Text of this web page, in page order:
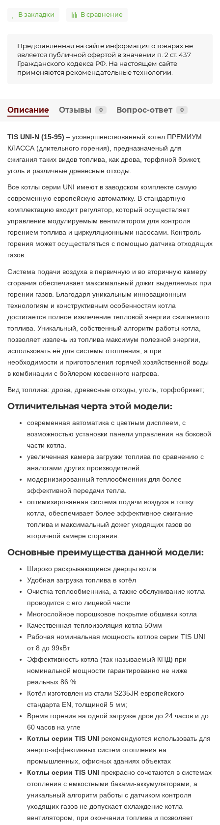
В закладки В сравнение
Представленная на сайте информация о товарах не
является публичной офертой в значении п. 2 ст. 437
Гражданского кодекса РФ. На настоящем сайте
применяются рекомендательные технологии.
Описание Отзывы 0 Вопрос-ответ 0
TIS UNI-N (15-95) – усовершенствованный котел ПРЕМИУМ
КЛАССА (длительного горения), предназначеный для
сжигания таких видов топлива, как дрова, торфяной брикет,
уголь и различные древесные отходы.
Все котлы серии UNI имеют в заводском комплекте самую
современную европейскую автоматику. В стандартную
комплектацию входит регулятор, который осуществляет
управление модулируемым вентилятором для контроля
горением топлива и циркуляционными насосами. Контроль
горения может осуществляться с помощью датчика отходящих
газов.
Система подачи воздуха в первичную и во вторичную камеру
сгорания обеспечивает максимальный дожиг выделяемых при
горении газов. Благодаря уникальным инновационным
технологиям и конструктивным особенностям котла
достигается полное извлечение тепловой энергии сжигаемого
топлива. Уникальный, собственный алгоритм работы котла,
позволяет извлечь из топлива максимум полезной энергии,
использовать её для системы отопления, а при
необходимости и приготовления горячей хозяйственной воды
в комбинации с бойлером косвенного нагрева.
Вид топлива: дрова, древесные отходы, уголь, торфобрикет;
Отличительная черта этой модели:
современная автоматика с цветным дисплеем, с
возможностью установки панели управления на боковой
части котла.
увеличенная камера загрузки топлива по сравнению с
аналогами других производителей.
модернизированный теплообменник для более
эффективной передачи тепла.
оптимизированная система подачи воздуха в топку
котла, обеспечивает более эффективное сжигание
топлива и максимальный дожег уходящих газов во
вторичной камере сгорания.
Основные преимущества данной модели:
Широко раскрывающиеся дверцы котла
Удобная загрузка топлива в котёл
Очистка теплообменника, а также обслуживание котла
проводится с его лицевой части
Многослойное порошковое покрытие обшивки котла
Качественная теплоизоляция котла 50мм
Рабочая номинальная мощность котлов серии TIS UNI
от 8 до 99кВт
Эффективность котла (так называемый КПД) при
номинальной мощности гарантированно не ниже
реальных 86 %
Котёл изготовлен из стали S235JR европейского
стандарта EN, толщиной 5 мм;
Время горения на одной загрузке дров до 24 часов и до
60 часов на угле
Котлы серии TIS UNI рекомендуются использовать для
энерго-эффективных систем отопления на
промышленных, офисных зданиях объектах
Котлы серии TIS UNI прекрасно сочетаются в системах
отопления с емкостными баками-аккумуляторами, а
уникальный алгоритм работы с датчиком контроля
уходящих газов не допускает охлаждение котла
вентилятором, при окончании топлива и позволяет